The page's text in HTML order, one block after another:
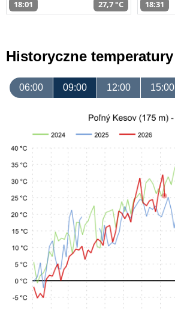
18:01 27,7 °C 18:31
Historyczne temperatury
06:00 09:00 12:00 15:00